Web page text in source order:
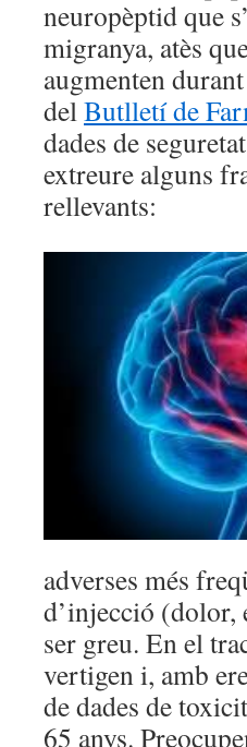
neuropèptid que
migranya, atès
augmenten
delButlletí de
dades de
extreure alguns
rellevants:
adverses més
d’injecció (dolor,
ser greu. En el
vertigen i, amb
de dades de
65 anys.